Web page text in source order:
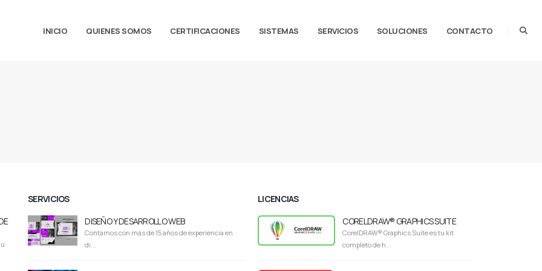
INICIO QUIENES SOMOS CERTIFICACIONES SISTEMAS SERVICIOS SOLUCIONES CONTACTO
SERVICIOS
DISEÑO Y DESARROLLO WEB
Contamos con más de 15 años de experiencia en
di...
LICENCIAS
CORELDRAW® GRAPHICS SUITE
CorelDRAW® Graphics Suite es tu kit
completo de h...